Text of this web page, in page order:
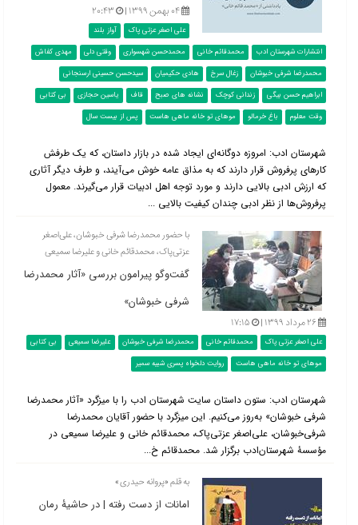
۰۴ بهمن ۱۳۹۹ | ۲۰:۴۳
علی اصغر عزتی پاک
آواز بلند
انتشارات شهرستان ادب
محمدقائم خانی محمدحسن شهسواری وقتی دلی
مهدی کفاش
محمدرضا شرفی خبوشان
زغال سرخ هادی حکیمیان
سیدحسن حسینی ارسنجانی
ابراهیم حسن بیگی
زندانی کوچک نشانه های صبح قاف یاسین حجازی
بی کتابی
وقت معلوم
باغ خرمالو موهای تو خانه ماهی هاست پس از بیست سال
شهرستان ادب: امروزه دوگانه‌ای ایجاد شده در بازار داستان، که یک طرفش
کارهای پرفروش قرار دارند که به مذاق عامه خوش می‌آیند، و طرف دیگر آثاری
که ارزش ادبی بالایی دارند و مورد توجه اهل ادبیات قرار می‌گیرند. معمول
پرفروش‌ها از نظر ادبی چندان کیفیت بالایی ...
با حضور محمدرضا شرفی خبوشان، علی‌اصغر
عزتی‌پاک، محمدقائم خانی و علیرضا سمیعی
گفت‌وگو پیرامون بررسی «آثار محمدرضا
شرفی خبوشان»
۲۶ مرداد ۱۳۹۹ | ۱۷:۱۵
علی اصغر عزتی پاک محمدقائم خانی محمدرضا شرفی خبوشان علیرضا سمیعی
بی کتابی
موهای تو خانه ماهی هاست
روایت دلخواه پسری شبیه سمیر
شهرستان ادب: ستون داستان سایت شهرستان ادب را با میزگرد «آثار محمدرضا
شرفی خبوشان» به‌روز می‌کنیم. این میزگرد با حضور آقایان محمدرضا
شرفی‌خبوشان، علی‌اصغر عزتی‌پاک، محمدقائم خانی و علیرضا سمیعی در
مؤسسۀ شهرستان‌ادب برگزار شد. محمدقائم خ...
به قلم «پروانه حیدری»
امانات از دست رفته | در حاشیۀ رمان